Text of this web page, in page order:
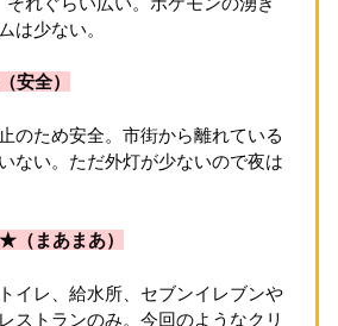
は少ない。
全）
のため安全。市街から離れている
ない。ただ外灯が少ないので夜は
（まあまあ）
イレ、給水所、セブンイレブンや
ストランのみ。今回のようなクリ